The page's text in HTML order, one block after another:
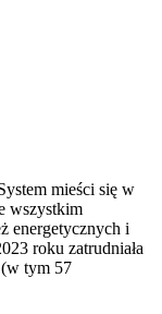
mieści się w
wszystkim
energetycznych i
roku zatrudniała
tym 57